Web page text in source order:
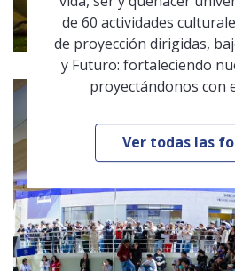
de 60 actividades
de proyección dirigidas,
y Futuro: fortaleciendo
proyectándonos con
Ver todas las